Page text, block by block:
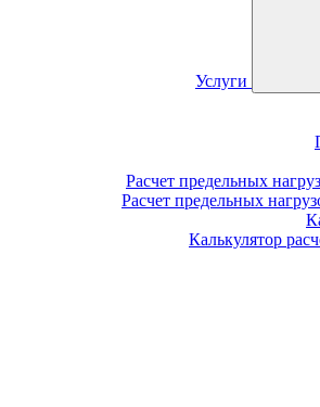
Услуги
Расчет предельных
Расчет предельных
Калькулятор